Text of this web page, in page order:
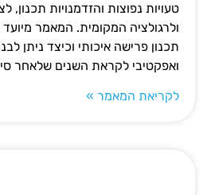
טעויות נפוצות והזדמנויות תכנון,
ולרגולציה המקומית. המאמר מיועד
תכנון פרישה איכותי וכיצד ניתן
ואפקטיבי לקראת השנים שלאחר
לקריאת המאמר »